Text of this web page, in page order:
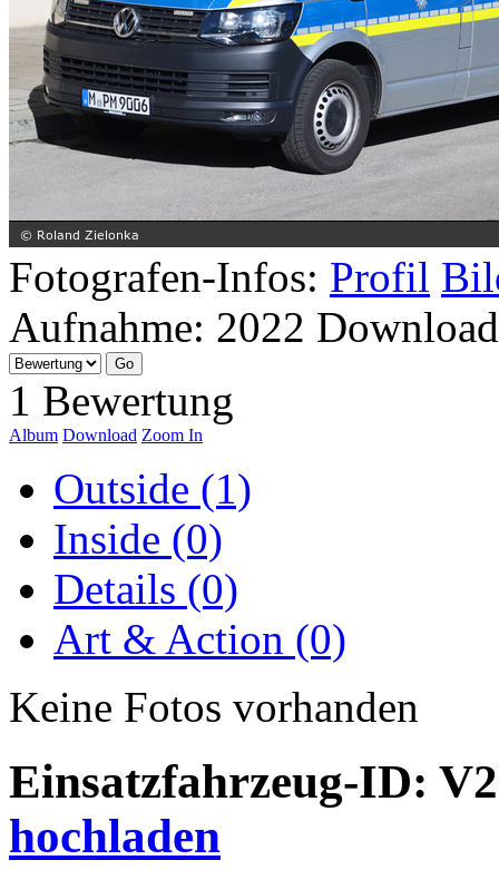
Fotografen-Infos: Profil
Aufnahme: 2022
1 Bewertung
Album Download Zoom In
Outside (1)
Inside (0)
Details (0)
Art & Action (0)
Keine Fotos vorhanden
Einsatzfahrzeug-ID:
hochladen